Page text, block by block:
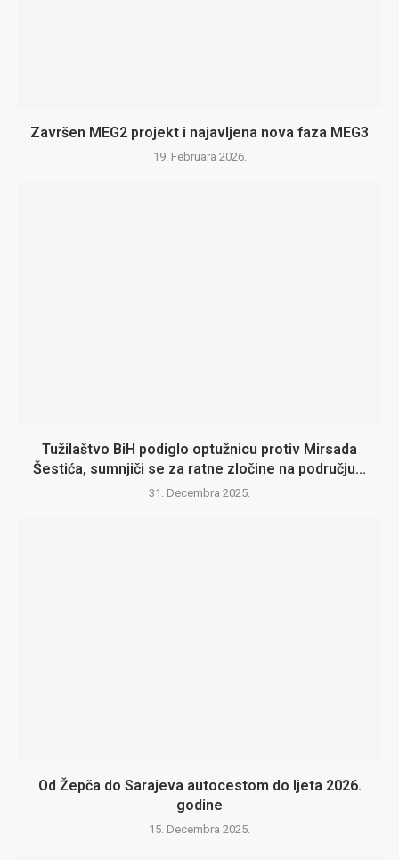
Završen MEG2 projekt i najavljena nova faza MEG3
19. Februara 2026.
Tužilaštvo BiH podiglo optužnicu protiv Mirsada
Šestića, sumnjiči se za ratne zločine na području...
31. Decembra 2025.
Od Žepča do Sarajeva autocestom do ljeta 2026.
godine
15. Decembra 2025.